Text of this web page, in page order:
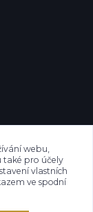
webu,
také pro účely
vlastních
ve spodní